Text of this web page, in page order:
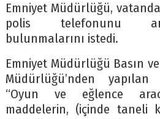
Emniyet Müdürlüğü,
polis telefonunu
bulunmalarını istedi.
Emniyet Müdürlüğü Basın
Müdürlüğü’nden yapılan
“Oyun ve eğlence
maddelerin, (içinde taneli